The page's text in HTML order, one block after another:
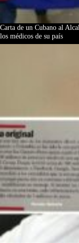
Carta de un Cubano al
los médicos de su país